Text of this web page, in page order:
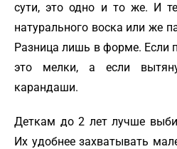
сути, это одно и то же. И
натурального воска или же
Разница лишь в форме. Если
это мелки, а если
карандаши.
Деткам до 2 лет лучше
Их удобнее захватывать